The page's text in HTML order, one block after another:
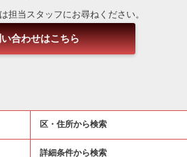
担当スタッフにお尋ねください。
合わせはこちら
区・住所から検索
詳細条件から検索